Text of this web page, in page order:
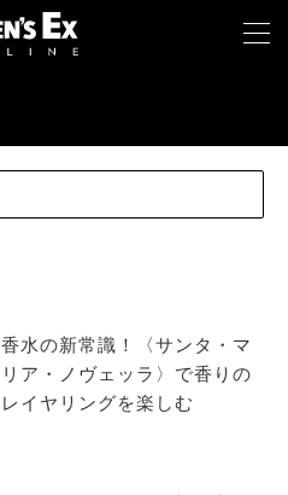
香水の新常識！〈サンタ・マ
リア・ノヴェッラ〉で香りの
レイヤリングを楽しむ